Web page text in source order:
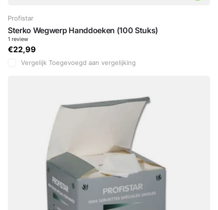
Profistar
Sterko Wegwerp Handdoeken (100 Stuks)
1 review
€22,99
Vergelijk Toegevoegd aan vergelijking